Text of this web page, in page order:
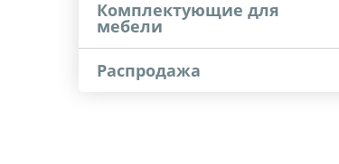
Комплектующие для
мебели
Распродажа